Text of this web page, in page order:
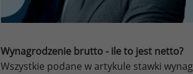
Wynagrodzenie brutto - ile to jest netto?
Wszystkie podane w artykule stawki